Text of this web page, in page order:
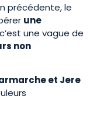
précédente, le
une
une vague de
non
et Jere